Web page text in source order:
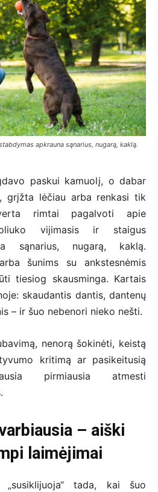
apkrauna sąnarius, nugarą, kaklą.
paskui kamuolį, o dabar
grįžta lėčiau arba renkasi tik
rimtai pagalvoti apie
vijimasis ir staigus
sąnarius, nugarą, kaklą.
šunims su ankstesnėmis
tiesiog skausminga. Kartais
skaudantis dantis, dantenų
– ir šuo nebenori nieko nešti.
nenorą šokinėti, keistą
kritimą ar pasikeitusią
pirmiausia atmesti
– aiški
laimėjimai
„susiklijuoja“ tada, kai šuo